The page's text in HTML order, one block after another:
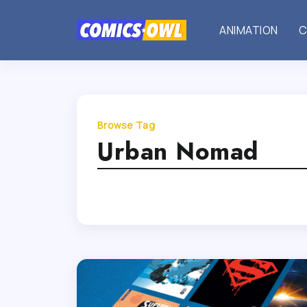
ANIMATION
Browse Tag
Urban Nomad